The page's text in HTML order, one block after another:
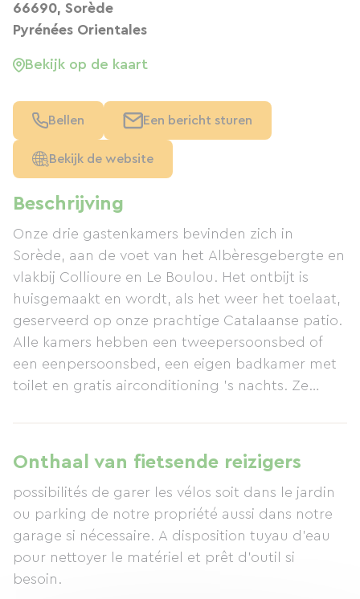
Beschrijving
Onze drie gastenkamers bevinden zich in
Sorède, aan de voet van het Albèresgebergte en
vlakbij Collioure en Le Boulou. Het ontbijt is
huisgemaakt en wordt, als het weer het toelaat,
geserveerd op onze prachtige Catalaanse patio.
Alle kamers hebben een tweepersoonsbed of
een eenpersoonsbed, een eigen badkamer met
toilet en gratis airconditioning 's nachts. Ze
mogelijk van mei tot en met september, volgens
een vast schema. Gratis wifi is beschikbaar.
Talrijke wandelroutes beginnen bij ons
gastenverblijf. Op het terrein bevinden zich ook
twee vakantiehuisjes met eigen
kookgelegenheid.
Onthaal van fietsende reizigers
possibilités de garer les vélos soit dans le jardin
ou parking de notre propriété aussi dans notre
garage si nécessaire. A disposition tuyau d'eau
pour nettoyer le matériel et prêt d'outil si
besoin.
66690, Sorède
Pyrénées Orientales
Bekijk op de kaart
Bellen Een bericht sturen
Bekijk de website